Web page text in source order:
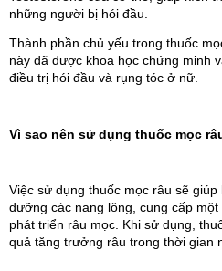
những người bị hói đầu.
Thành phần chủ yếu trong thuốc
này đã được khoa học chứng minh
điều trị hói đầu và rụng tóc ở nữ.
Vì sao nên sử dụng thuốc mọc
Việc sử dụng thuốc mọc râu sẽ
dưỡng các nang lông, cung cấp
phát triển râu mọc. Khi sử dụng,
quả tăng trưởng râu trong thời gian